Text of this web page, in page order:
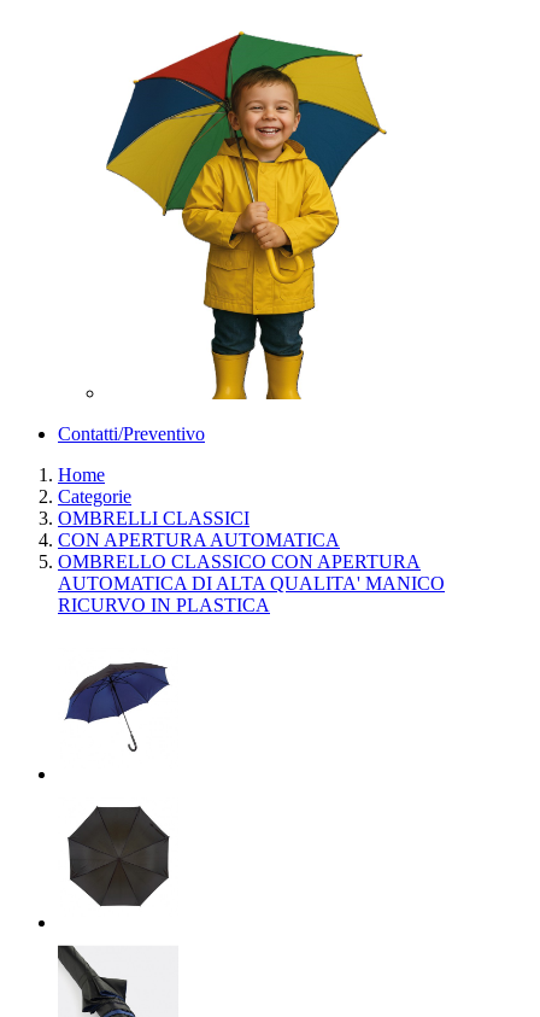
Contatti/Preventivo
Home
Categorie
OMBRELLI CLASSICI
CON APERTURA AUTOMATICA
OMBRELLO CLASSICO CON APERTURA
AUTOMATICA DI ALTA QUALITA' MANICO
RICURVO IN PLASTICA